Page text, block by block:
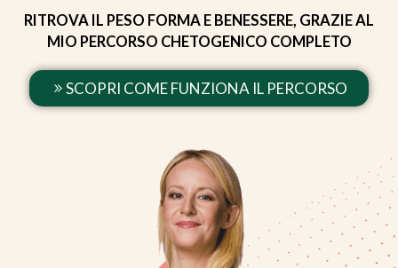
RITROVA IL PESO FORMA E BENESSERE, GRAZIE AL
MIO PERCORSO CHETOGENICO COMPLETO
SCOPRI COME FUNZIONA IL PERCORSO